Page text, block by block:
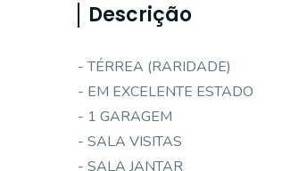
Descrição
- TÉRREA (RARIDADE)
- EM EXCELENTE ESTADO
- 1 GARAGEM
- SALA VISITAS
- SALA JANTAR